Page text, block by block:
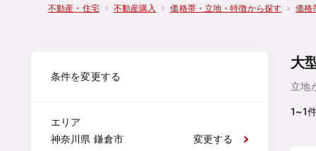
不動産・住宅 不動産購入 価格帯・立地・特徴から探す 価格
条件を変更する
エリア
神奈川県 鎌倉市
変更する
大
立地
1~1